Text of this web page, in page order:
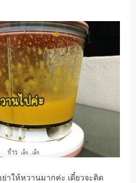
าให้หวานมากค่ะ เดี๋ยวจะติด